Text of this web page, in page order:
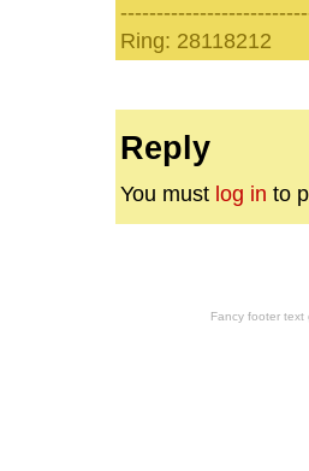
Ring: 28118212
Reply
You must log in to
Fancy footer